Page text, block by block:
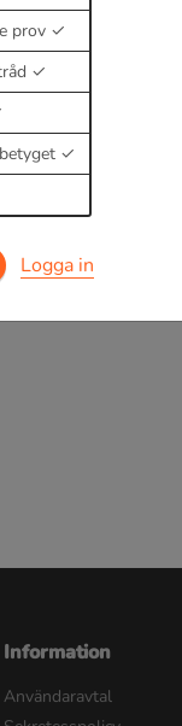
prov
Logga in
Information
Användaravtal